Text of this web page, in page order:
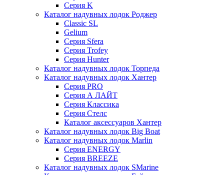
Серия K
Каталог надувных лодок Роджер
Classic SL
Gelium
Серия Sfera
Серия Trofey
Серия Hunter
Каталог надувных лодок Торпеда
Каталог надувных лодок Хантер
Серия PRO
Серия А ЛАЙТ
Серия Классика
Серия Стелс
Каталог аксессуаров Хантер
Каталог надувных лодок Big Boat
Каталог надувных лодок Marlin
Серия ENERGY
Серия BREEZE
Каталог надувных лодок SMarine